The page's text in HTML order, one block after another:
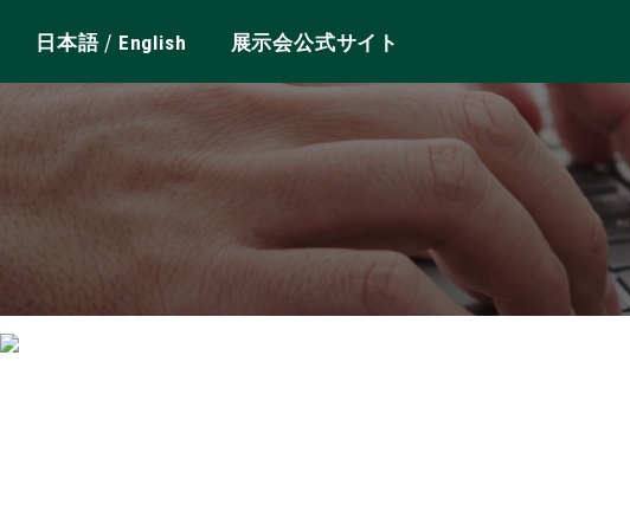
日本語/ English 展示会公式サイト